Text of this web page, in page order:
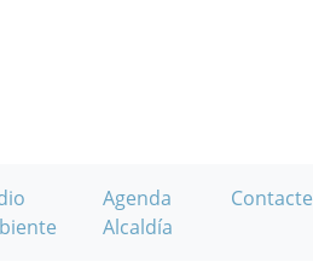
Agenda
Alcaldía
Contacte